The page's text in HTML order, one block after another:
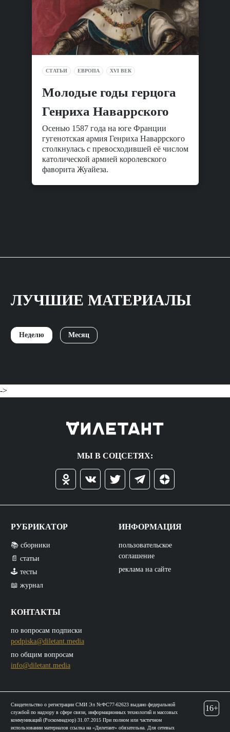
СТАТЬИ ЕВРОПА XVI ВЕК
Молодые годы герцога
Генриха Наваррского
Осенью 1587 года на юге Франции
гугенотская армия Генриха Наваррского
столкнулась с превосходившей её числом
католической армией королевского
фаворита Жуайеза.
ЛУЧШИЕ МАТЕРИАЛЫ
Неделю Месяц
->
МЫ В СОЦСЕТЯХ:
РУБРИКАТОР
📚 сборники
📄 статьи
🕹️ тесты
📖 журнал
КОНТАКТЫ
по вопросам подписки
podpiska@diletant.media
по общим вопросам
info@diletant.media
ИНФОРМАЦИЯ
пользовательское
соглашение
реклама на сайте
Свидетельство о регистрации СМИ Эл №ФС77-62623 выдано федеральной
службой по надзору в сфере связи, информационных технологий и массовых
коммуникаций (Роскомнадзор) 31.07.2015 При полном или частичном
использовании материалов ссылка на «Дилетант» обязательна. Для сетевых
16+